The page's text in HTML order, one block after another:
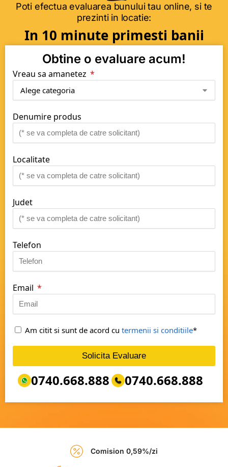
Poti efectua evaluarea bunului tau online, si te
prezinti in locatie:
In 10 minute primesti banii
Obtine o evaluare acum!
Vreau sa amanetez
Denumire produs
Localitate
Judet
Telefon
Email
Am citit si sunt de acord cu termenii si conditiile*
Solicita Evaluare
0740.668.888 0740.668.888
Comision 0,59%/zi